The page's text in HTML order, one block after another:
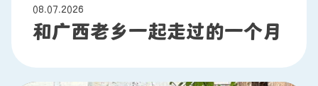
08.07.2026
和广西老乡一起走过的一个月